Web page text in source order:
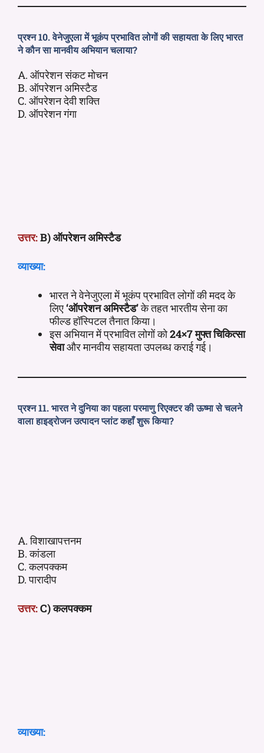
प्रश्न 10. वेनेजुएला में भूकंप प्रभावित लोगों की सहायता के लिए भारत
ने कौन सा मानवीय अभियान चलाया?
A. ऑपरेशन संकट मोचन
B. ऑपरेशन अमिस्टैड
C. ऑपरेशन देवी शक्ति
D. ऑपरेशन गंगा
उत्तर:B) ऑपरेशन अमिस्टैड
व्याख्या:
भारत ने वेनेजुएला में भूकंप प्रभावित लोगों की मदद के
लिए‘ऑपरेशन अमिस्टैड’के तहत भारतीय सेना का
फील्ड हॉस्पिटल तैनात किया।
इस अभियान में प्रभावित लोगों को24×7 मुफ्त चिकित्सा
सेवाऔर मानवीय सहायता उपलब्ध कराई गई।
प्रश्न 11. भारत ने दुनिया का पहला परमाणु रिएक्टर की ऊष्मा से चलने
वाला हाइड्रोजन उत्पादन प्लांट कहाँ शुरू किया?
A. विशाखापत्तनम
B. कांडला
C. कलपक्कम
D. पारादीप
उत्तर:C) कलपक्कम
व्याख्या: